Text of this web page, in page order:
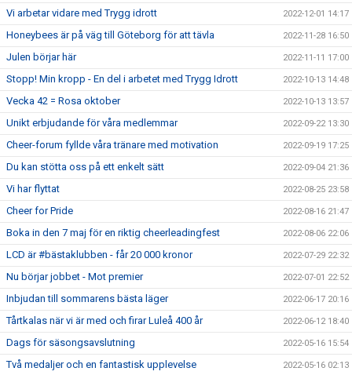
Vi arbetar vidare med Trygg idrott 2022-12-01 14:17
Honeybees är på väg till Göteborg för att tävla 2022-11-28 16:50
Julen börjar här 2022-11-11 17:00
Stopp! Min kropp - En del i arbetet med Trygg Idrott 2022-10-13 14:48
Vecka 42 = Rosa oktober 2022-10-13 13:57
Unikt erbjudande för våra medlemmar 2022-09-22 13:30
Cheer-forum fyllde våra tränare med motivation 2022-09-19 17:25
Du kan stötta oss på ett enkelt sätt 2022-09-04 21:36
Vi har flyttat 2022-08-25 23:58
Cheer for Pride 2022-08-16 21:47
Boka in den 7 maj för en riktig cheerleadingfest 2022-08-06 22:06
LCD är #bästaklubben - får 20 000 kronor 2022-07-29 22:32
Nu börjar jobbet - Mot premier 2022-07-01 22:52
Inbjudan till sommarens bästa läger 2022-06-17 20:16
Tårtkalas när vi är med och firar Luleå 400 år 2022-06-12 18:40
Dags för säsongsavslutning 2022-05-16 15:54
Två medaljer och en fantastisk upplevelse 2022-05-16 02:13